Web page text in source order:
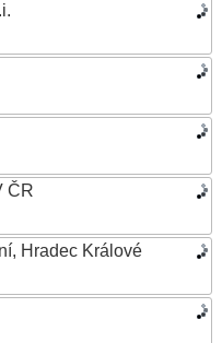
ČR
Hradec Králové